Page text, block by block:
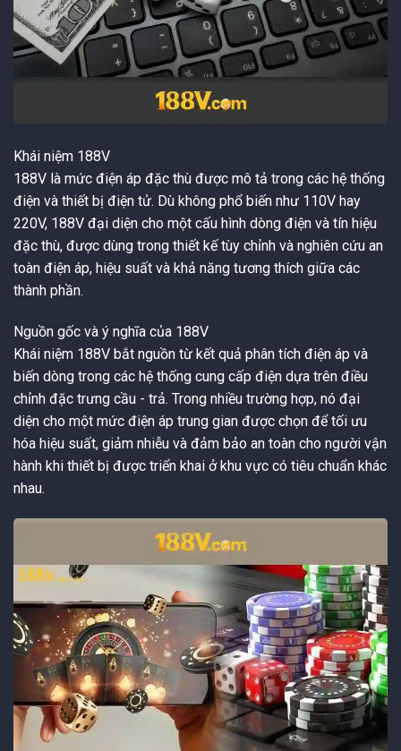
Khái niệm 188V
188V là mức điện áp đặc thù được mô tả trong các hệ thống
điện và thiết bị điện tử. Dù không phổ biến như 110V hay
220V, 188V đại diện cho một cấu hình dòng điện và tín hiệu
đặc thù, được dùng trong thiết kế tùy chỉnh và nghiên cứu an
toàn điện áp, hiệu suất và khả năng tương thích giữa các
thành phần.
Nguồn gốc và ý nghĩa của 188V
Khái niệm 188V bắt nguồn từ kết quả phân tích điện áp và
biến dòng trong các hệ thống cung cấp điện dựa trên điều
chỉnh đặc trưng cầu - trả. Trong nhiều trường hợp, nó đại
diện cho một mức điện áp trung gian được chọn để tối ưu
hóa hiệu suất, giảm nhiễu và đảm bảo an toàn cho người vận
hành khi thiết bị được triển khai ở khu vực có tiêu chuẩn khác
nhau.